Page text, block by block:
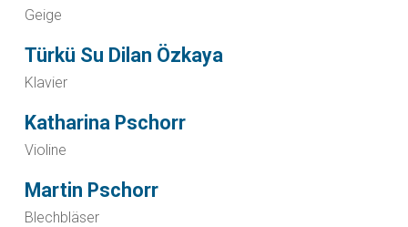
Geige
Türkü Su Dilan Özkaya
Klavier
Katharina Pschorr
Violine
Martin Pschorr
Blechbläser